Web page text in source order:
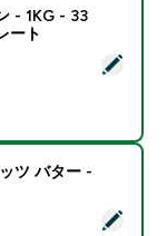
ロテイン - 1KG -
- 1KG - 33
ート
ピーナッツ バタ
ツ バター -